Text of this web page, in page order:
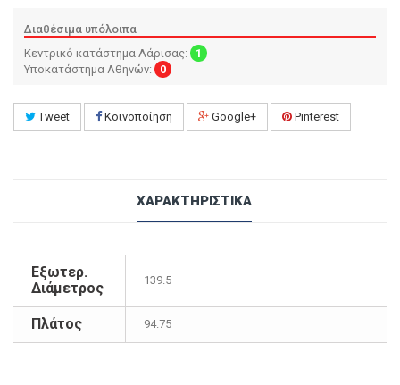
Διαθέσιμα υπόλοιπα
Κεντρικό κατάστημα Λάρισας:
1
Υποκατάστημα Αθηνών:
0
Tweet Κοινοποίηση Google+ Pinterest
ΧΑΡΑΚΤΗΡΙΣΤΙΚΆ
Εξωτερ.
Διάμετρος
139.5
Πλάτος 94.75